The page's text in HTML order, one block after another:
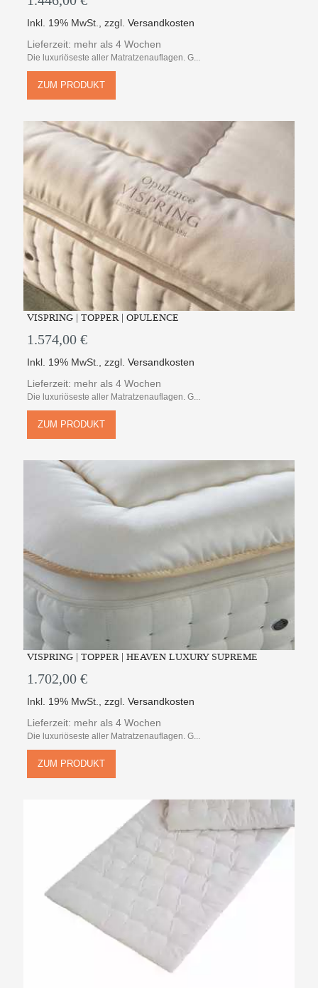
Inkl. 19% MwSt. ,zzgl.Versandkosten
Lieferzeit: mehr als 4 Wochen
Die luxuriöseste aller Matratzenauflagen. G...
ZUM PRODUKT
VISPRING | TOPPER | OPULENCE
1.574,00 €
Inkl. 19% MwSt. ,zzgl.Versandkosten
Lieferzeit: mehr als 4 Wochen
Die luxuriöseste aller Matratzenauflagen. G...
ZUM PRODUKT
VISPRING | TOPPER | HEAVEN LUXURY SUPREME
1.702,00 €
Inkl. 19% MwSt. ,zzgl.Versandkosten
Lieferzeit: mehr als 4 Wochen
Die luxuriöseste aller Matratzenauflagen. G...
ZUM PRODUKT